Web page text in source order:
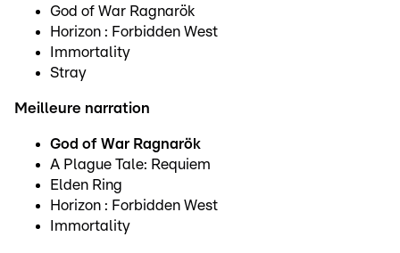
God of War Ragnarök
Horizon : Forbidden West
Immortality
Stray
Meilleure narration
God of War Ragnarök
A Plague Tale: Requiem
Elden Ring
Horizon : Forbidden West
Immortality